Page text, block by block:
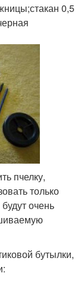
0,5
пчелку,
только
очень
бутылки,